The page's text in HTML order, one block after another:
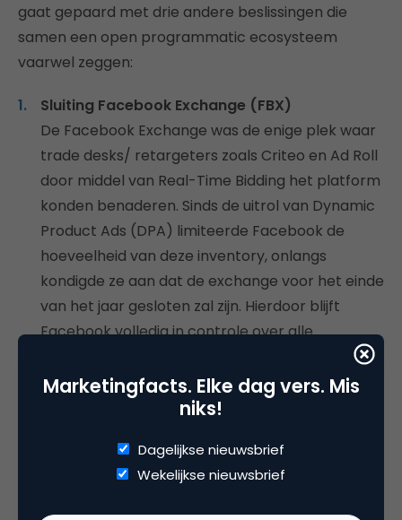
gaat gepaard met drie andere beslissingen die
samen een open programmatic ecosysteem
vaarwel zeggen:
Sluiting Facebook Exchange (FBX)
De Facebook Exchange was de enige plek waar
trade desks/ retargeters zoals Criteo en Ad Roll
door middel van Real-Time Bidding het platform
konden benaderen. Sinds de uitrol van Dynamic
Product Ads (DPA) limiteerde Facebook de
hoeveelheid van deze inventory, onlangs
kondigde ze aan dat de exchange voor het einde
van het jaar gesloten zal zijn. Hierdoor blijft
Facebook volledig in controle over alle
Sluiting LiveRail
Slechts twee jaar na de aankoop van LiveRail,
server, staakt Facebook deze activiteiten.
Ongetwijfeld zal de kennis en technologie
Marketingfacts. Elke dag vers. Mis
niks!
Dagelijkse nieuwsbrief
Wekelijkse nieuwsbrief